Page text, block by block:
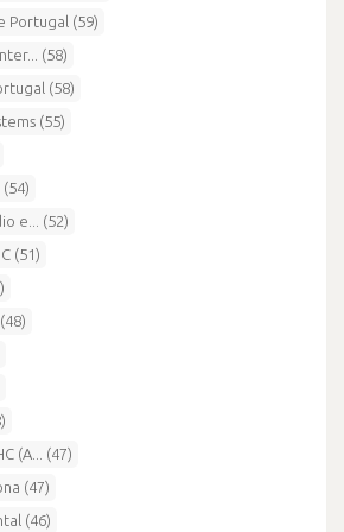
Portugal (59)
(58)
(58)
(55)
e... (52)
(51)
(A... (47)
(47)
(46)